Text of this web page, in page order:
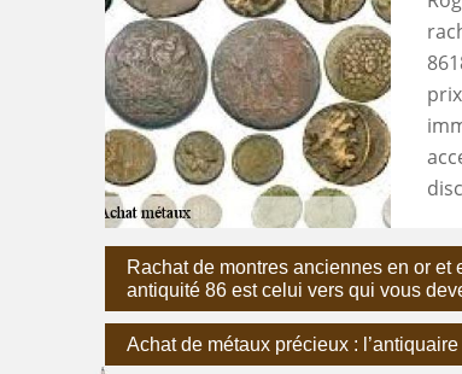
Rachat de montres anciennes en or
antiquité 86 est celui vers qui vous
Achat de métaux précieux :